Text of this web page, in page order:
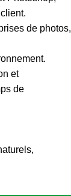
de photos,
et
de